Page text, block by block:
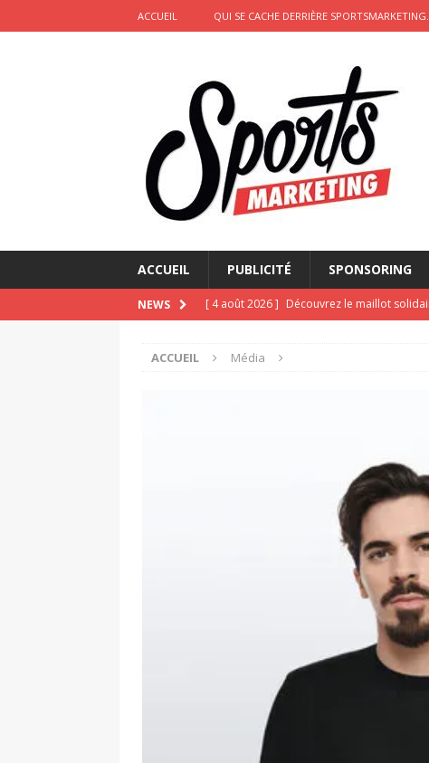
ACCUEIL QUI SE CACHE DERRIÈRE
ACCUEIL PUBLICITÉ SPONSORING
NEWS [ 4 août 2026 ] Découvrez le maillot
[ 2 août 2026 ]
Pourquoi l’affichage
ACCUEIL Média